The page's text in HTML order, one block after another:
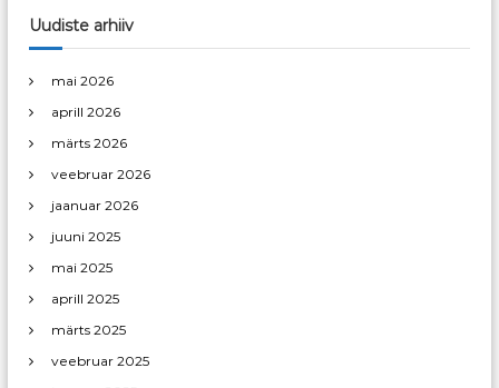
Uudiste arhiiv
mai 2026
aprill 2026
märts 2026
veebruar 2026
jaanuar 2026
juuni 2025
mai 2025
aprill 2025
märts 2025
veebruar 2025